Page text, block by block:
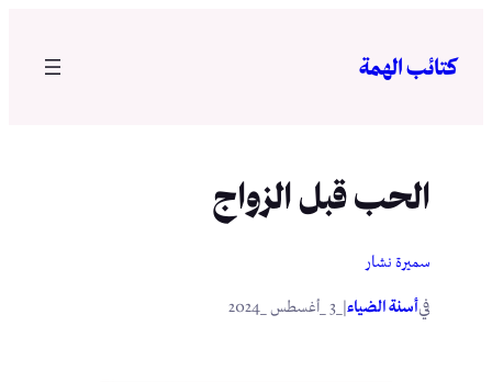
المحتوى
كتائب الهمة
الحب قبل الزواج
سميرة نشار
فيأسنة الضياء